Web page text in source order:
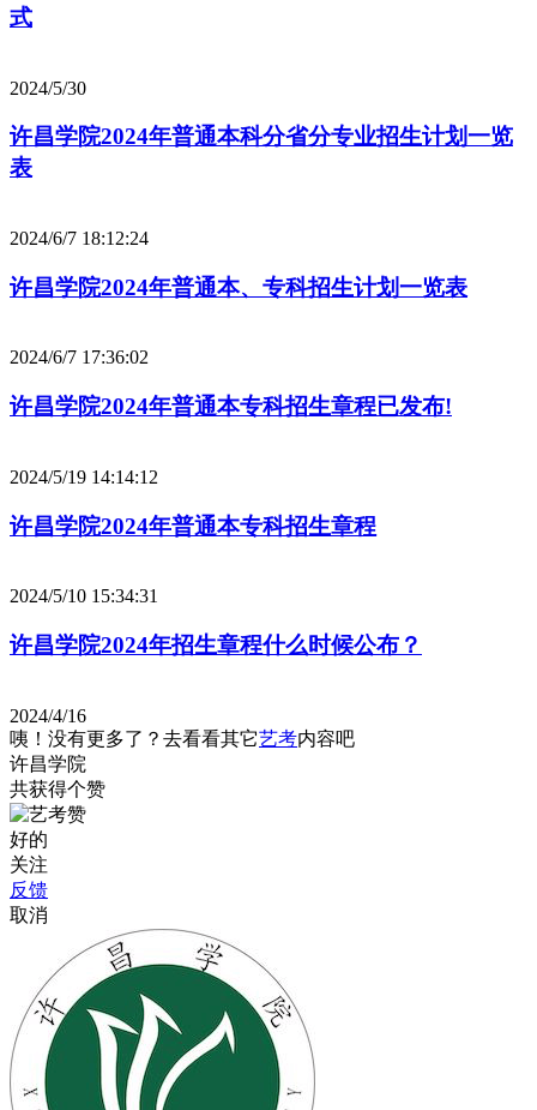
式
2024/5/30
许昌学院2024年普通本科分省分专业招生计划一览
表
2024/6/7 18:12:24
许昌学院2024年普通本、专科招生计划一览表
2024/6/7 17:36:02
许昌学院2024年普通本专科招生章程已发布!
2024/5/19 14:14:12
许昌学院2024年普通本专科招生章程
2024/5/10 15:34:31
许昌学院2024年招生章程什么时候公布？
2024/4/16
咦！没有更多了？去看看其它艺考内容吧
许昌学院
共获得个赞
好的
关注
反馈
取消